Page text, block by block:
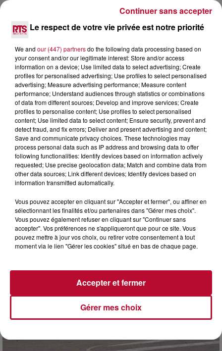
3 août 2026
NOS IDÉES DE SORTIES POUR CETTE SEMAINE
Début août, c’est le cœur de l’été. La semaine débute, et
comme tous les lundis de l’été, on ouvre l’agenda qui est
encore bien rempli ! Entre sessions...
Le respect de votre vie privée est notre priorité
We and our (447) partnersdo the following data processing based on
your consent and/or our legitimate interest: Store and/or access
information on a device; Use limited data to select advertising; Create
profiles for personalised advertising; Use profiles to select personalised
advertising; Measure advertising performance; Measure content
performance; Understand audiences through statistics or combinations
of data from different sources; Develop and improve services; Create
profiles to personalise content; Use profiles to select personalised
content; Use limited data to select content; Ensure security, prevent and
detect fraud, and fix errors; Deliver and present advertising and content;
Save and communicate privacy choices. These technologies may
process personal data such as IP address and browsing data to offer
following functionalities: Identify devices based on information actively
requested; Use precise geolocation data; Match and combine data from
other data sources; Link different devices; Identify devices based on
information transmitted automatically.
Vous pouvez accepter en cliquant sur "Accepter et fermer", ou affiner en
sélectionnant les finalités et/ou partenaires dans "Gérer mes choix".
Vous pouvez également refuser en cliquant sur "Continuer sans
accepter". Vos préférences ne s'appliqueront que pour ce site. Vous
pouvez mettre à jour vos choix, ou retirer votre consentement à tout
moment via le lien "Gérer les cookies" situé en bas de chaque page.
Gérer mes choix
Accepter et fermer
Continuer sans accepter